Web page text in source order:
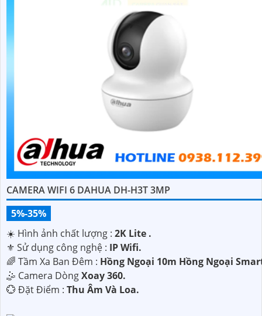
CAMERA WIFI 6 DAHUA DH-H3T 3MP
5%-35%
☀️ Hình ảnh chất lượng : 2K Lite .
⚜️ Sử dụng công nghệ : IP Wifi.
🌈 Tầm Xa Ban Đêm : Hồng Ngoại 10m Hồng Ngoại
🤹 Camera DòngXoay 360.
️💮 Đặt Điểm : Thu Âm Và Loa.